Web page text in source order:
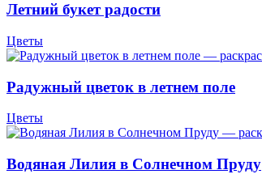
Летний букет радости
Цветы
Радужный цветок в летнем поле
Цветы
Водяная Лилия в Солнечном Пруду